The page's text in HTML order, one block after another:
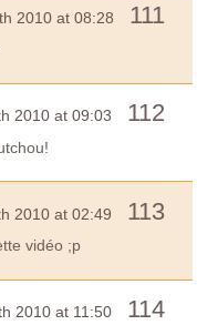
2010 at 08:28 111
2010 at 09:03 112
2010 at 02:49 113
vidéo ;p
2010 at 11:50 114